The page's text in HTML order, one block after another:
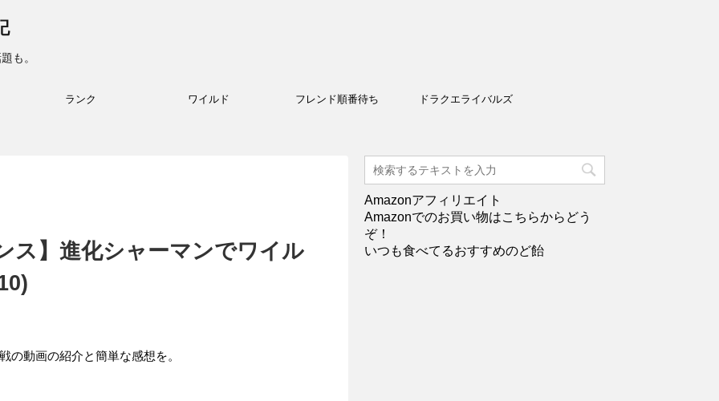
も。
ランク ワイルド フレンド順番待ち ドラクエライバルズ
ス】進化シャーマンでワイル
の動画の紹介と簡単な感想を。
Amazonアフィリエイト
Amazonでのお買い物はこちらからどう
ぞ！
いつも食べてるおすすめのど飴